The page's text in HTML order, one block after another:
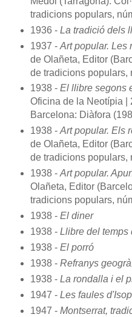
tradicions populars,
1936 - La tradició dels
1937 - Art popular. Les
de Olañeta, Editor
de tradicions populars,
1938 - El llibre segons
Oficina de la Neotípia |
Barcelona: Diàfora
1938 -Art popular. Els
de Olañeta, Editor
de tradicions populars,
1938 - Art popular.
Olañeta, Editor
tradicions populars,
1938 - El diner
1938 - Llibre del temps
1938 - El porró
1938 - Refranys
1938 - La rondalla i el
1947 - Les faules d'Isop
1947 - Montserrat,